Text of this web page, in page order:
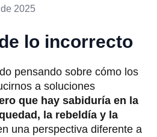
2025
lo incorrecto
pensando sobre cómo los
a soluciones
que hay sabiduría en la
la rebeldía y la
una perspectiva diferente a